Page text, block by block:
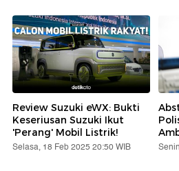
Review Suzuki eWX: Bukti
Keseriusan Suzuki Ikut
'Perang' Mobil Listrik!
Selasa, 18 Feb 2025 20:50 WIB